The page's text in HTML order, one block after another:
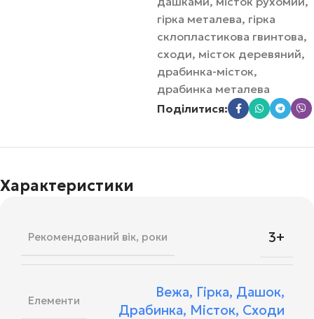
гірка металева, гірка
склопластикова гвинтова,
сходи, місток деревяний,
драбинка-місток,
драбинка металева
Поділитися:
Характеристики
Рекомендований вік, роки 3+
Елементи
Вежа, Гірка, Дашок,
Драбинка, Місток, Сходи